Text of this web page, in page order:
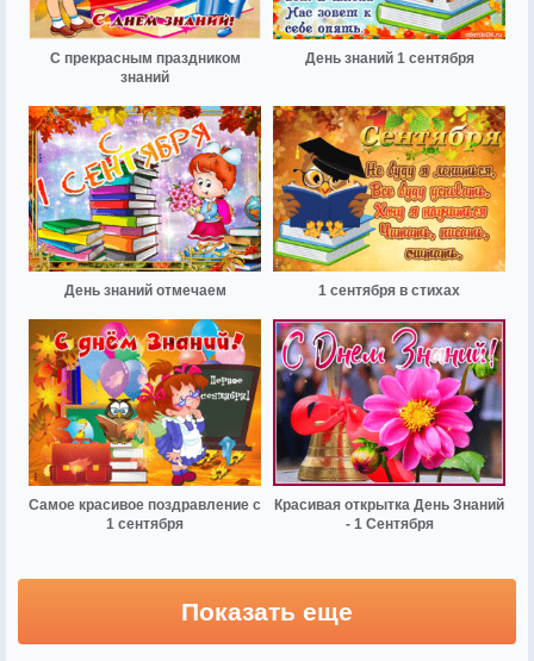
С прекрасным праздником
знаний
День знаний 1 сентября
День знаний отмечаем 1 сентября в стихах
Самое красивое поздравление с
1 сентября
Красивая открытка День Знаний
- 1 Сентября
Показать еще